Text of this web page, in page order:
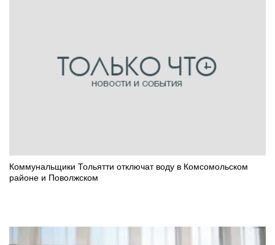
Коммунальщики Тольятти отключат воду в Комсомольском
районе и Поволжском